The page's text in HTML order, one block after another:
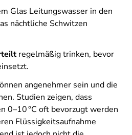
Glas Leitungswasser in den
nächtliche Schwitzen
regelmäßig trinken, bevor
angenehmer sein und die
Studien zeigen, dass
0–10 °C oft bevorzugt werden
Flüssigkeitsaufnahme